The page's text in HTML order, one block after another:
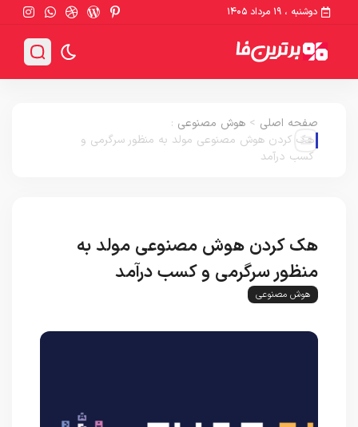
دوشنبه ، ۱۹ مرداد ۱۴۰۵
صفحه اصلی > هوش مصنوعی :
هک کردن هوش مصنوعی مولد به منظور سرگرمی و
کسب درآمد
هک کردن هوش مصنوعی مولد به
منظور سرگرمی و کسب درآمد
هوش مصنوعی